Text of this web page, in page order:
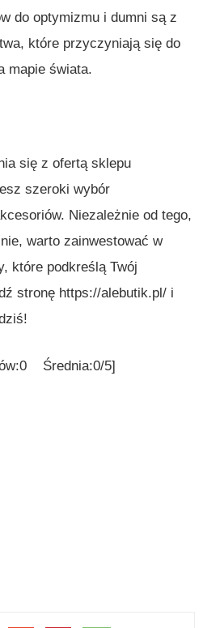
do optymizmu i dumni są z
które przyczyniają się do
mapie świata.
się z ofertą sklepu
szeroki wybór
Niezależnie od tego,
warto zainwestować w
które podkreślą Twój
stronę https://alebutik.pl/ i
Średnia:0/5]